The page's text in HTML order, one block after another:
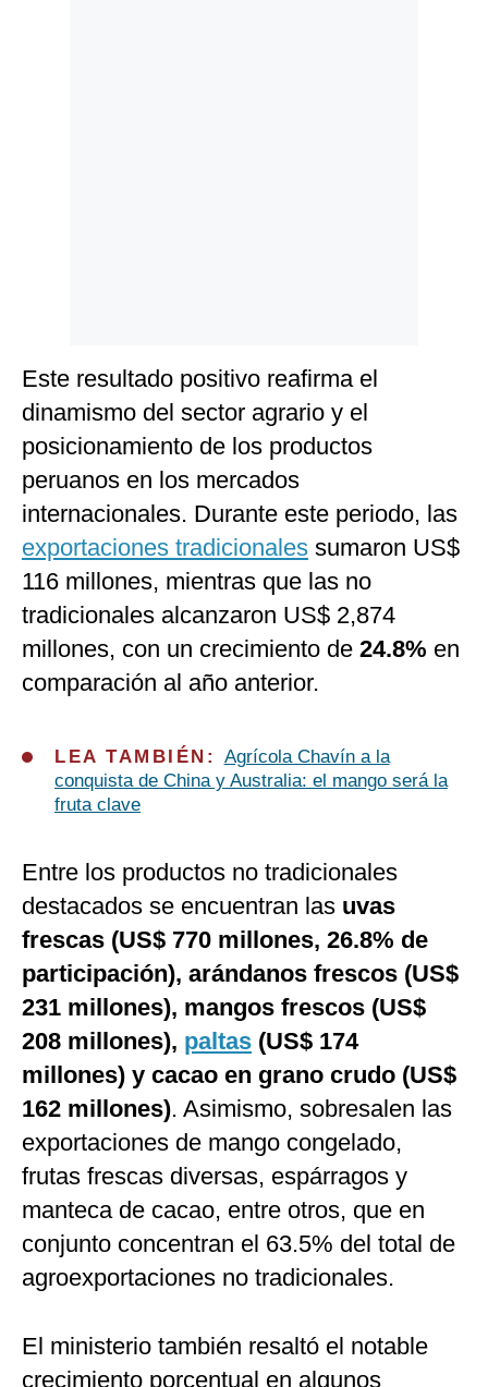
Este resultado positivo reafirma el
dinamismo del sector agrario y el
posicionamiento de los productos
peruanos en los mercados
internacionales. Durante este periodo, las
exportaciones tradicionales sumaron US$
116 millones, mientras que las no
tradicionales alcanzaron US$ 2,874
millones, con un crecimiento de 24.8% en
comparación al año anterior.
LEA TAMBIÉN: Agrícola Chavín a la
conquista de China y Australia: el mango será la
fruta clave
Entre los productos no tradicionales
destacados se encuentran las uvas
frescas (US$ 770 millones, 26.8% de
participación), arándanos frescos (US$
231 millones), mangos frescos (US$
208 millones), paltas (US$ 174
millones) y cacao en grano crudo (US$
162 millones). Asimismo, sobresalen las
exportaciones de mango congelado,
frutas frescas diversas, espárragos y
manteca de cacao, entre otros, que en
conjunto concentran el 63.5% del total de
agroexportaciones no tradicionales.
El ministerio también resaltó el notable
crecimiento porcentual en algunos